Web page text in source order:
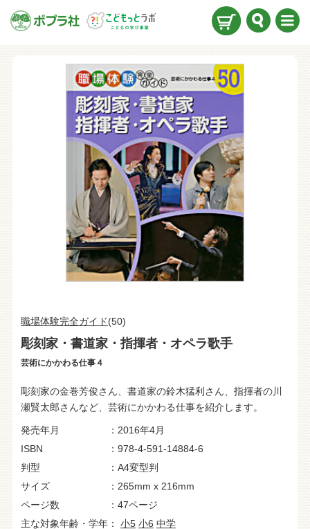
職場体験完全ガイド(50)
彫刻家・書道家・指揮者・オペラ歌手
芸術にかかわる仕事４
彫刻家の金巻芳俊さん、書道家の鈴木猛利さん、指揮者の川
瀬賢太郎さんなど、芸術にかかわる仕事を紹介します。
発売年月
2016年4月
ISBN
978-4-591-14884-6
判型
A4変型判
サイズ
265mm x 216mm
ページ数
47ページ
主な対象年齢・学年
小5 小6 中学